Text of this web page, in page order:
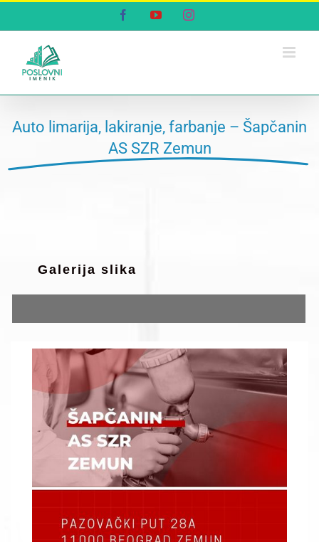
FacebookYouTubeInstagram
Auto limarija, lakiranje, farbanje – Šapčanin
AS SZR Zemun
Galerija slika